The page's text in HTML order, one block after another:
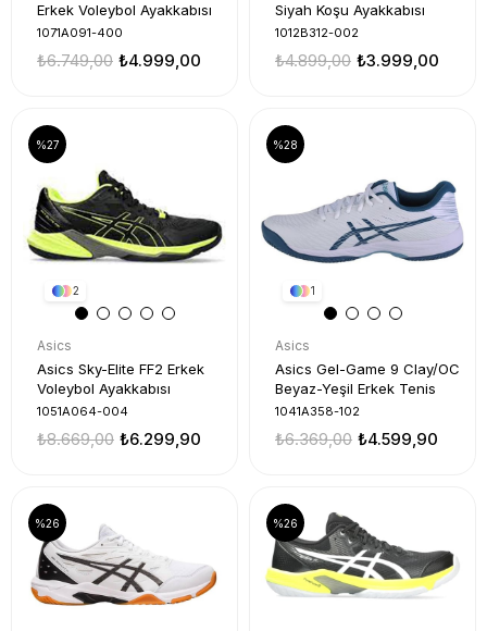
Erkek Voleybol Ayakkabısı
1071A091-400
₺4.999,00
₺6.749,00
Siyah Koşu Ayakkabısı
1012B312-002
₺3.999,00
₺4.899,00
2
Asics
Asics Sky-Elite FF2 Erkek
Voleybol Ayakkabısı
1051A064-004
₺6.299,90
₺8.669,00
%27
1
Asics
Asics Gel-Game 9 Clay/OC
Beyaz-Yeşil Erkek Tenis
1041A358-102
₺4.599,90
₺6.369,00
%28
%26 %26